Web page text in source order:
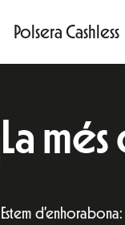
Polsera Cashless
La
Estem d’enhorabona: